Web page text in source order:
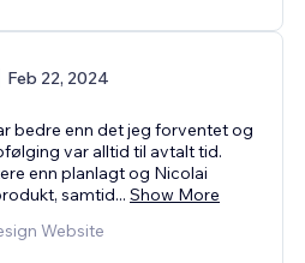
Feb 22, 2024
bedre enn det jeg forventet og
var alltid til avtalt tid.
enn planlagt og Nicolai
samtid... Show More
Website